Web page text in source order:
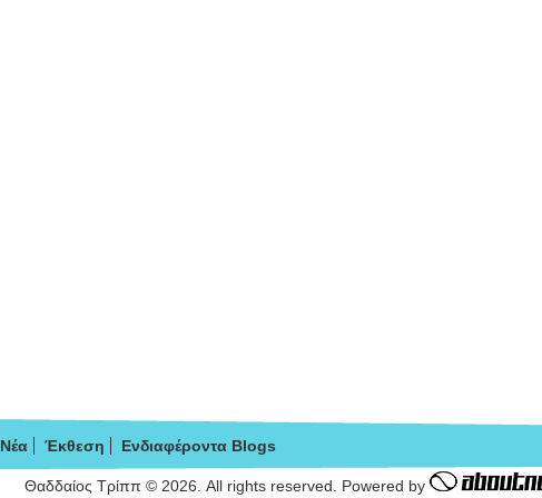
Νέα Έκθεση Ενδιαφέροντα Blogs
Θαδδαίος Τρίππ © 2026. All rights reserved. Powered by